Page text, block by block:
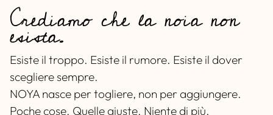
Crediamo che la noia non
esista.
Esiste il troppo. Esiste il rumore. Esiste il dover
scegliere sempre.
NOYA nasce per togliere, non per aggiungere.
Poche cose. Quelle giuste. Niente di più.